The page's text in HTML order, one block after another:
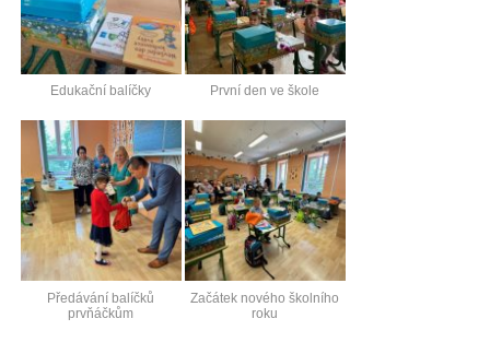
Edukační balíčky První den ve škole
Předávání balíčků
prvňáčkům
Začátek nového školního
roku